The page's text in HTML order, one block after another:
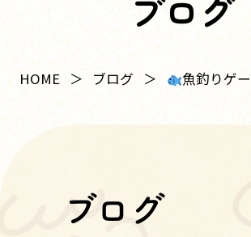
ブログ
HOME ブログ 魚釣りゲ
ブログ